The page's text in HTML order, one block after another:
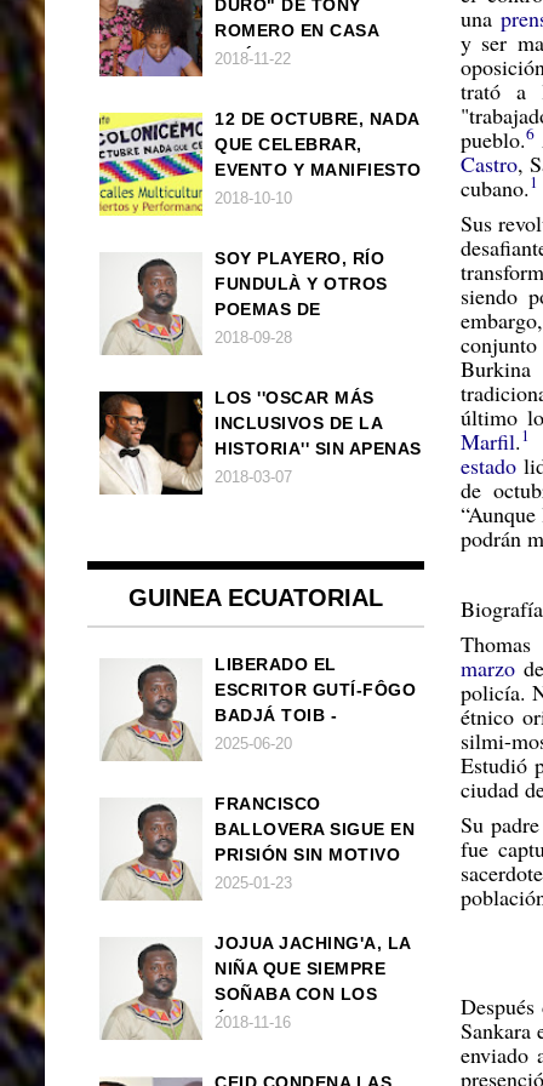
una
y ser
trató a
pueblo.6
Castro,
cubano.1
Sus
siendo
Burkina
último
Marfil.1
estado
de
podrán
marzo
policía.
étnico
silmi-
Estudió
ciudad
Su
fue
Sankara
enviado
DURO" DE TONY
ROMERO EN CASA
AMÉRICA
2018-11-22
12 DE OCTUBRE, NADA
QUE CELEBRAR,
EVENTO Y MANIFIESTO
2018-10-10
SOY PLAYERO, RÍO
FUNDULÀ Y OTROS
POEMAS DE
FRANCISCO
2018-09-28
LOS ''OSCAR MÁS
INCLUSIVOS DE LA
HISTORIA'' SIN APENAS
TRIUNFOS AFRO
2018-03-07
GUINEA ECUATORIAL
LIBERADO EL
ESCRITOR GUTÍ-FÔGO
BADJÁ TOIB -
FRANCISCO
2025-06-20
FRANCISCO
BALLOVERA SIGUE EN
PRISIÓN SIN MOTIVO
ALGUNO
2025-01-23
JOJUA JACHING'A, LA
NIÑA QUE SIEMPRE
SOÑABA CON LOS
ÁNGELES (UN CUENTO
2018-11-16
CEID CONDENA LAS